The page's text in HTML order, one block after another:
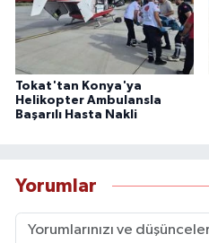
Tokat'tan Konya'ya
Helikopter Ambulansla
Başarılı Hasta Nakli
Yorumlar